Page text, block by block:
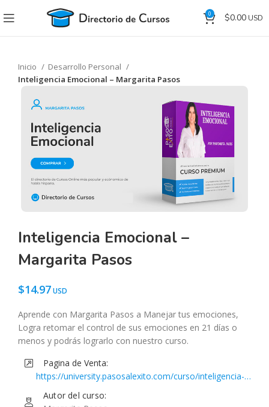
0 $0.00
Inicio
Desarrollo Personal
Inteligencia Emocional – Margarita Pasos
Inteligencia Emocional –
Margarita Pasos
$14.97
Aprende con Margarita Pasos a Manejar tus emociones,
Logra retomar el control de sus emociones en 21 días o
menos y podrás lograrlo con nuestro curso.
Pagina de Venta:
https://university.pasosalexito.com/curso/inteligencia-
emocional/
Autor del curso: